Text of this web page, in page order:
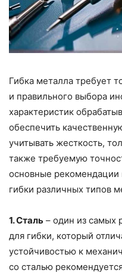
Гибка металла требует
и правильного выбора
характеристик
обеспечить
учитывать жесткость,
также требуемую
основные рекомендации
гибки различных типов
1. Сталь – один из самых
для гибки, который
устойчивостью к
со сталью